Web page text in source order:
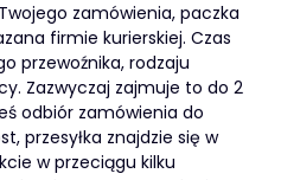
zamówienia, paczka
firmie kurierskiej. Czas
przewoźnika, rodzaju
Zazwyczaj zajmuje to do 2
odbiór zamówienia do
przesyłka znajdzie się w
w przeciągu kilku